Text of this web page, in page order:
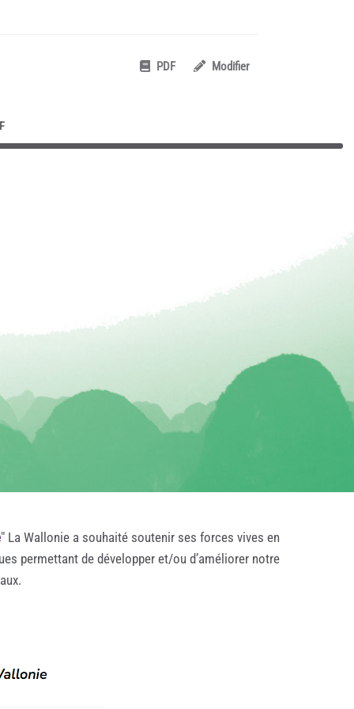
PDF Modifier
" La Wallonie a souhaité soutenir ses forces vives en
permettant de développer et/ou d’améliorer notre